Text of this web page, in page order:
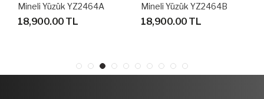
Mineli Yüzük YZ2464A
18,900.00 TL
Mineli Yüzük YZ2464B
18,900.00 TL